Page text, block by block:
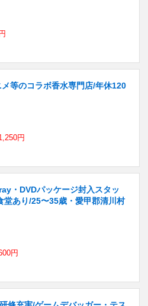
メ等のコラボ香水専門店/年休120
円
・DVDパッケージ封入スタッ
堂あり/25〜35歳・愛甲郡清川村
円